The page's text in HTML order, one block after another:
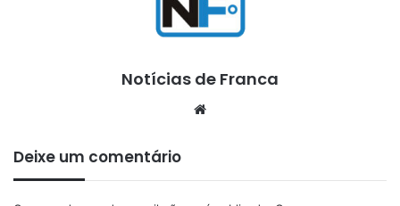
Notícias de Franca
Deixe um comentário